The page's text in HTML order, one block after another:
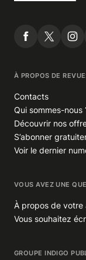
À PROPOS DE
Contacts
Qui sommes-nous
Découvrir nos
S’abonner
Voir le dernier
VOUS AVEZ UNE
À propos de votre
Vous souhaitez
GROUPE INDIGO